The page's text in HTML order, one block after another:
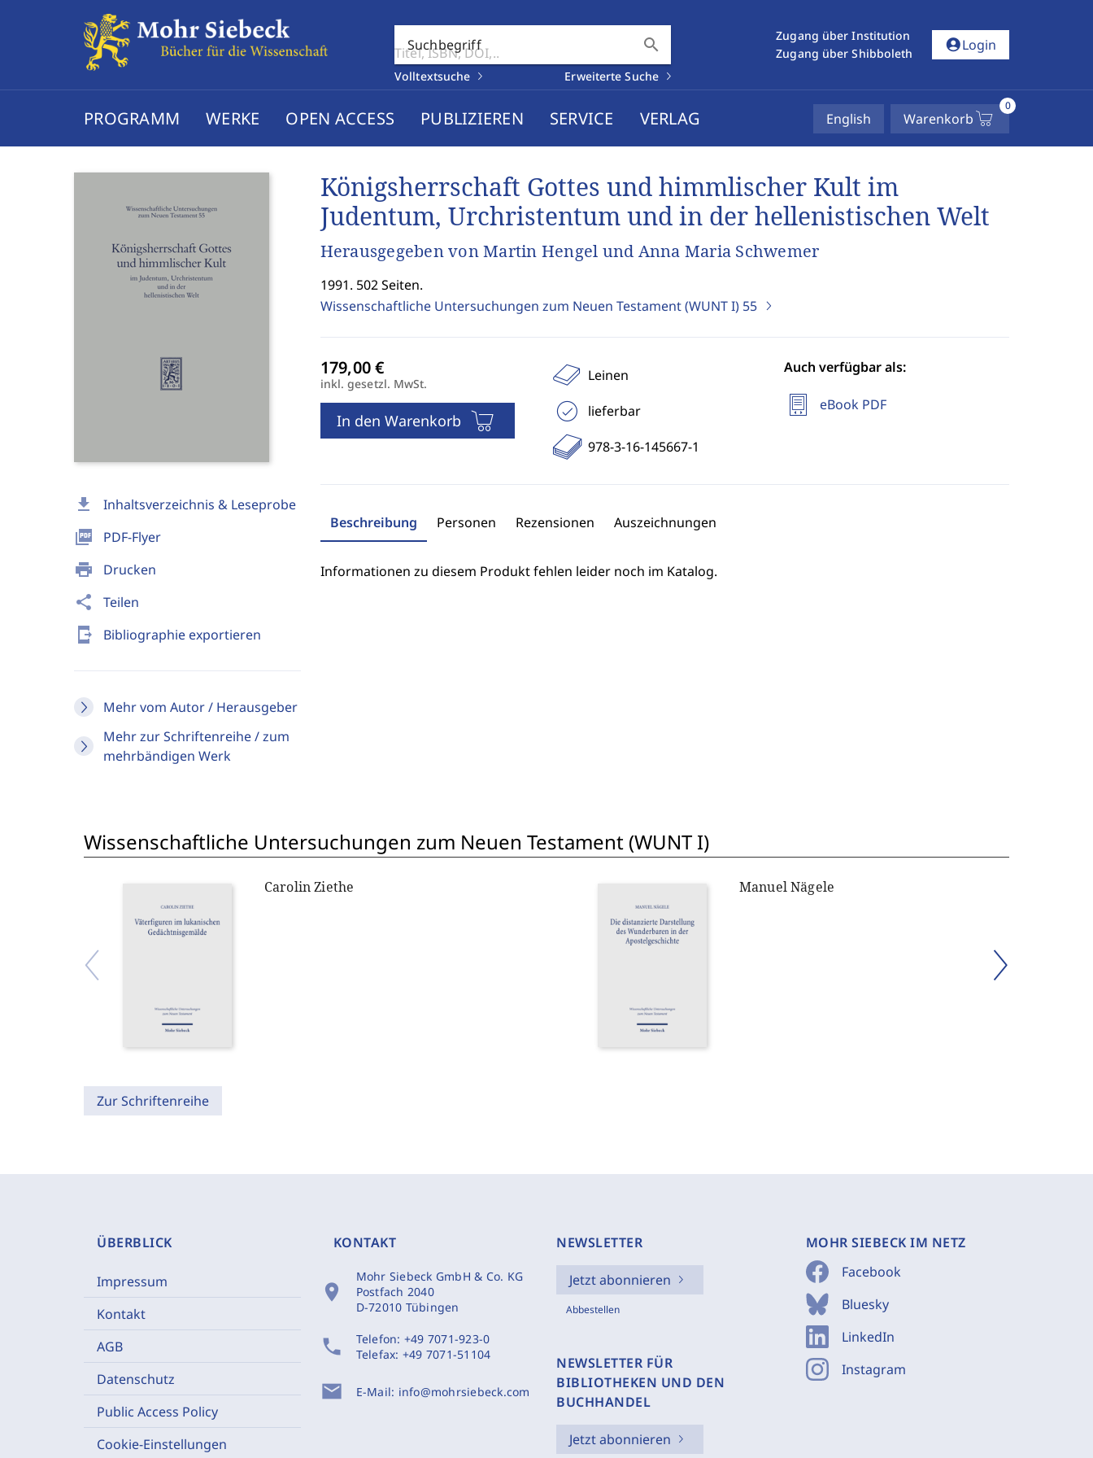
Suchbegriff search
Volltextsuche Erweiterte Suche
Zugang über Institution
Zugang über Shibboleth
account_circleLogin
PROGRAMM WERKE OPEN ACCESS PUBLIZIEREN SERVICE VERLAG English Warenkorb
0
download Inhaltsverzeichnis & Leseprobe
picture_as_pdf PDF-Flyer
print Drucken
share Teilen
send_to_mobile Bibliographie exportieren
Mehr vom Autor / Herausgeber
Mehr zur Schriftenreihe / zum
mehrbändigen Werk
Königsherrschaft Gottes und himmlischer Kult im
Judentum, Urchristentum und in der hellenistischen Welt
Herausgegeben von Martin Hengel und Anna Maria Schwemer
1991. 502 Seiten.
Wissenschaftliche Untersuchungen zum Neuen Testament (WUNT I) 55
inkl. gesetzl. MwSt.
In den Warenkorb
Leinen
lieferbar
978-3-16-145667-1
Auch verfügbar als:
eBook PDF
Beschreibung Personen Rezensionen Auszeichnungen
Informationen zu diesem Produkt fehlen leider noch im Katalog.
Wissenschaftliche Untersuchungen zum Neuen Testament (WUNT I)
Carolin Ziethe Manuel Nägele
Zur Schriftenreihe
ÜBERBLICK
Impressum
Kontakt
AGB
Datenschutz
Public Access Policy
Cookie-Einstellungen
KONTAKT
location_on
Mohr Siebeck GmbH & Co. KG
Postfach 2040
D-72010 Tübingen
phone Telefon: +49 7071-923-0
Telefax: +49 7071-51104
mail E-Mail: info@mohrsiebeck.com
NEWSLETTER
Jetzt abonnieren
Abbestellen
NEWSLETTER FÜR
BIBLIOTHEKEN UND DEN
BUCHHANDEL
Jetzt abonnieren
MOHR SIEBECK IM NETZ
Facebook
Bluesky
LinkedIn
Instagram